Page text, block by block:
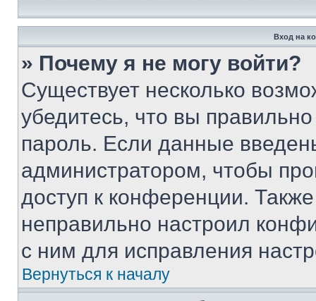
Вход на
» Почему я не могу войти?
Существует несколько
убедитесь, что вы
пароль. Если данные
администратором, чтобы
доступ к конференции.
неправильно настроил
с ним для исправления
Вернуться к началу